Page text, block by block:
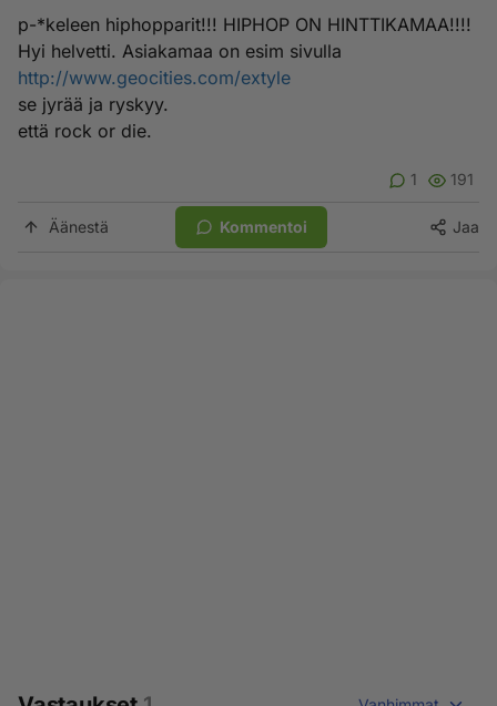
p-*keleen hiphopparit!!! HIPHOP ON HINTTIKAMAA!!!!
Hyi helvetti. Asiakamaa on esim sivulla
http://www.geocities.com/extyle
se jyrää ja ryskyy.
että rock or die.
1 191
Äänestä Kommentoi Jaa